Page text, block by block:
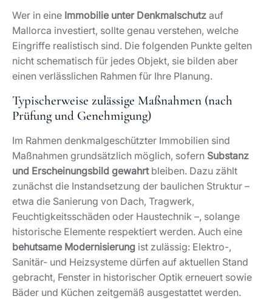
Wer in eine Immobilie unter Denkmalschutz auf
Mallorca investiert, sollte genau verstehen, welche
Eingriffe realistisch sind. Die folgenden Punkte gelten
nicht schematisch für jedes Objekt, sie bilden aber
einen verlässlichen Rahmen für Ihre Planung.
Typischerweise zulässige Maßnahmen (nach
Prüfung und Genehmigung)
Im Rahmen denkmalgeschützter Immobilien sind
Maßnahmen grundsätzlich möglich, sofern Substanz
und Erscheinungsbild gewahrtbleiben. Dazu zählt
zunächst die Instandsetzung der baulichen Struktur –
etwa die Sanierung von Dach, Tragwerk,
Feuchtigkeitsschäden oder Haustechnik –, solange
historische Elemente respektiert werden. Auch eine
behutsame Modernisierung ist zulässig: Elektro-,
Sanitär- und Heizsysteme dürfen auf aktuellen Stand
gebracht, Fenster in historischer Optik erneuert sowie
Bäder und Küchen zeitgemäß ausgestattet werden.